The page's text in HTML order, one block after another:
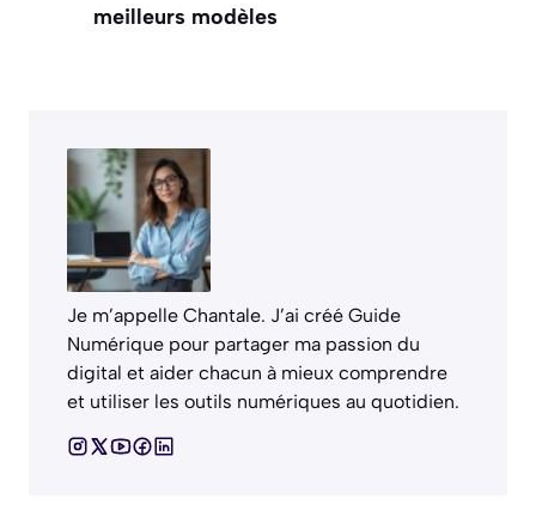
meilleurs modèles
Je m’appelle Chantale. J’ai créé Guide
Numérique pour partager ma passion du
digital et aider chacun à mieux comprendre
et utiliser les outils numériques au quotidien.